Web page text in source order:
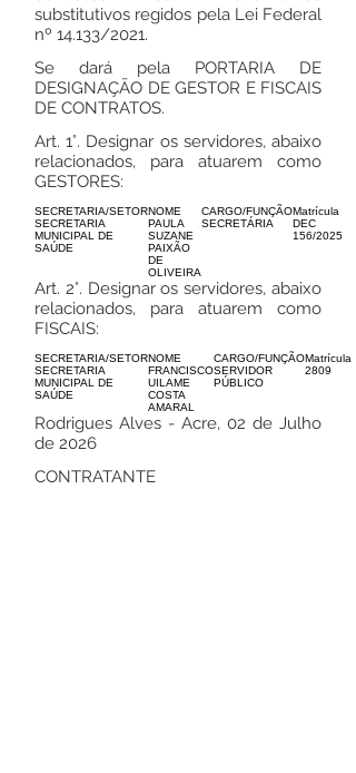
substitutivos regidos pela Lei Federal
nº 14.133/2021.
Se dará pela PORTARIA DE
DESIGNAÇÃO DE GESTOR E FISCAIS
DE CONTRATOS.
Art. 1°. Designar os servidores, abaixo
relacionados, para atuarem como
GESTORES:
SECRETARIA/SETORNOME CARGO/FUNÇÃOMatrícula
SECRETARIA
MUNICIPAL DE
SAÚDE
PAULA
SUZANE
PAIXÃO
DE
OLIVEIRA
SECRETÁRIA
DEC
156/2025
Art. 2°. Designar os servidores, abaixo
relacionados, para atuarem como
FISCAIS:
SECRETARIA/SETORNOME CARGO/FUNÇÃOMatrícula
SECRETARIA
MUNICIPAL DE
SAÚDE
FRANCISCO
UILAME
COSTA
AMARAL
SERVIDOR
PÚBLICO
2809
Rodrigues Alves - Acre, 02 de Julho
de 2026
CONTRATANTE